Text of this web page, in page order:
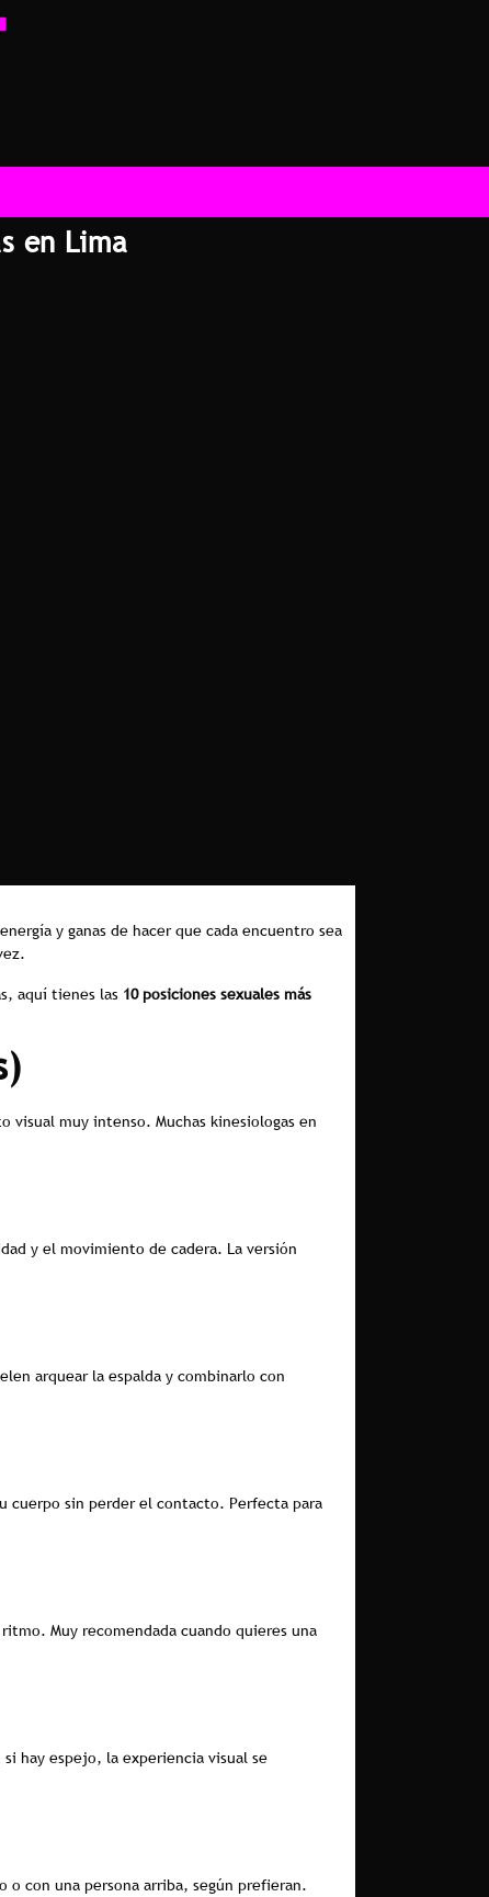
en Lima
y ganas de hacer que cada encuentro sea
aquí tienes las 10 posiciones sexuales más
visual muy intenso. Muchas kinesiologas en
y el movimiento de cadera. La versión
arquear la espalda y combinarlo con
cuerpo sin perder el contacto. Perfecta para
Muy recomendada cuando quieres una
hay espejo, la experiencia visual se
o con una persona arriba, según prefieran.